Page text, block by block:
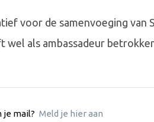
voor de samenvoeging van
als ambassadeur
je mail? Meld je hier aan